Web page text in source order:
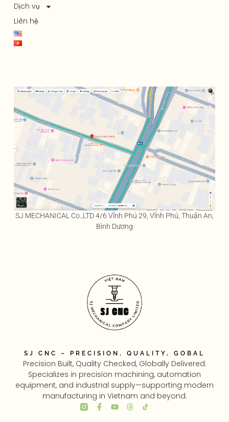
SJ CNC – PRECISION, QUALITY, GOBAL
Precision Built, Quality Checked, Globally Delivered.
Specializes in precision machining, automation
equipment, and industrial supply—supporting modern
manufacturing in Vietnam and beyond.
Dịch vụ
Liên hệ
SJ MECHANICAL Co.,LTD 4/6 Vĩnh Phú 29, Vĩnh Phú, Thuận An,
Bình Dương